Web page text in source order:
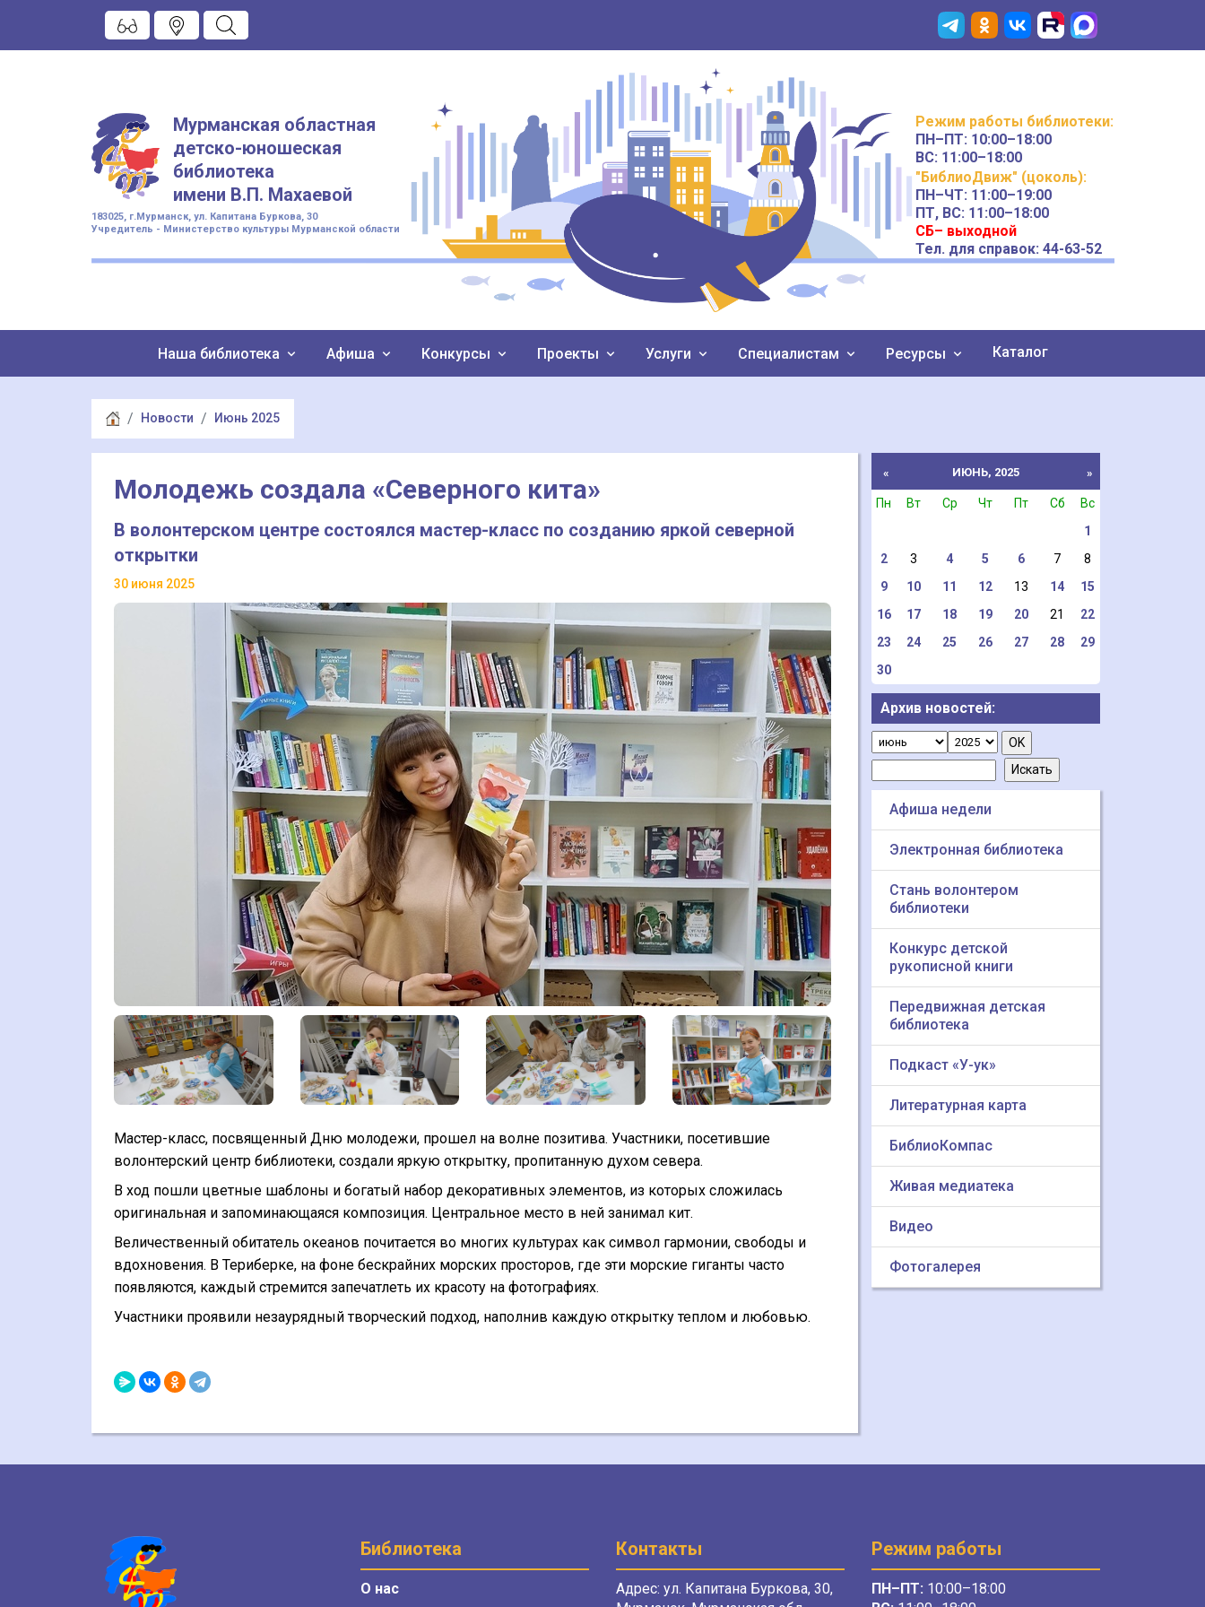
Мурманская областная
детско-юношеская
библиотека
имени В.П. Махаевой
183025, г.Мурманск, ул. Капитана Буркова, 30
Учредитель - Министерство культуры Мурманской области
Режим работы библиотеки:
ПН–ПТ: 10:00–18:00
ВС: 11:00–18:00
"БиблиоДвиж" (цоколь):
ПН–ЧТ: 11:00–19:00
ПТ, ВС: 11:00–18:00
СБ– выходной
Тел. для справок: 44-63-52
Наша библиотека Афиша Конкурсы Проекты Услуги Специалистам Ресурсы Каталог
Новости Июнь 2025
Молодежь создала «Северного кита»
В волонтерском центре состоялся мастер-класс по созданию яркой северной
открытки
30 июня 2025
Мастер-класс, посвященный Дню молодежи, прошел на волне позитива. Участники, посетившие
волонтерский центр библиотеки, создали яркую открытку, пропитанную духом севера.
В ход пошли цветные шаблоны и богатый набор декоративных элементов, из которых сложилась
оригинальная и запоминающаяся композиция. Центральное место в ней занимал кит.
Величественный обитатель океанов почитается во многих культурах как символ гармонии, свободы и
вдохновения. В Териберке, на фоне бескрайних морских просторов, где эти морские гиганты часто
появляются, каждый стремится запечатлеть их красоту на фотографиях.
Участники проявили незаурядный творческий подход, наполнив каждую открытку теплом и любовью.
« ИЮНЬ, 2025 »
Пн Вт Ср Чт Пт Сб
Вс
1
2
3 4 5 6 7
8
9
10 11 12 13 14
15
16
17 18 19 20 21
22
23
24 25 26 27 28
29
30
Архив новостей:
Афиша недели
Электронная библиотека
Стань волонтером
библиотеки
Конкурс детской
рукописной книги
Передвижная детская
библиотека
Подкаст «У-ук»
Литературная карта
БиблиоКомпас
Живая медиатека
Видео
Фотогалерея
Библиотека
О нас
Контакты
Адрес: ул. Капитана Буркова, 30,
Режим работы
ПН–ПТ: 10:00–18:00